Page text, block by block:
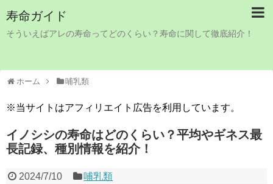
寿命ガイド
そういえばアレの寿命ってどのくらい？寿命に関して徹底紹介！
ホーム 哺乳類
※当サイトはアフィリエイト広告を利用しています。
イノシシの寿命はどのくらい？平均やギネス最
長記録、種別情報を紹介！
2024/7/10 哺乳類